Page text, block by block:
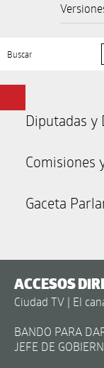
Buscar
Diputadas y
Comisiones
Gaceta
ACCESOS
Ciudad TV | El
BANDO PARA
JEFE DE